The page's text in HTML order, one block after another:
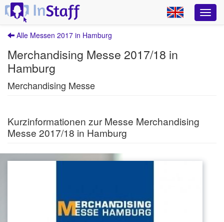
Alle Messen 2017 in Hamburg
Merchandising Messe 2017/18 in
Hamburg
Merchandising Messe
Kurzinformationen zur Messe Merchandising
Messe 2017/18 in Hamburg